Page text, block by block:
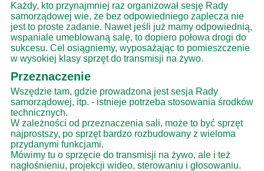
Każdy, kto przynajmniej raz organizował sesję Rady
samorządowej wie, że bez odpowiedniego zaplecza nie
jest to proste zadanie. Nawet jeśli już mamy odpowiednią,
wspaniale umeblowaną salę, to dopiero połowa drogi do
sukcesu. Cel osiągniemy, wyposażając to pomieszczenie
w wysokiej klasy sprzęt do transmisji na żywo.
Przeznaczenie
Wszędzie tam, gdzie prowadzona jest sesja Rady
samorządowej, itp. - istnieje potrzeba stosowania środków
technicznych.
W zależności od przeznaczenia sali, może to być sprzęt
najprostszy, po sprzęt bardzo rozbudowany z wieloma
przydanymi funkcjami.
Mówimy tu o sprzęcie do transmisji na żywo, ale i też
nagłośnieniu, projekcji wideo, sterowaniu i głosowaniu.